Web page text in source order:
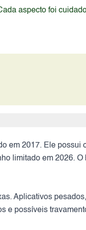
aspecto foi
em 2017. Ele possui
limitado em 2026. O
Aplicativos
e possíveis